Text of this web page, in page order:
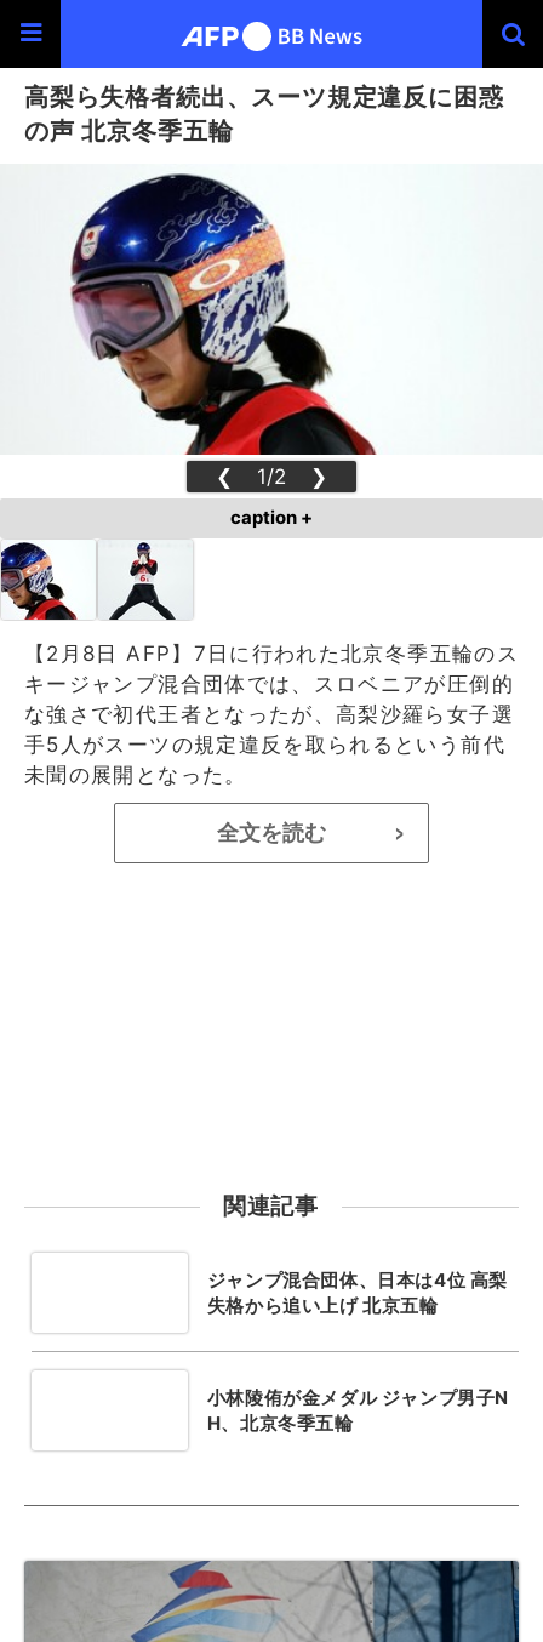
高梨ら失格者続出、スーツ規定違反に困惑
の声 北京冬季五輪
❮ 1/2 ❯
caption +
【2月8日 AFP】7日に行われた北京冬季五輪のス
キージャンプ混合団体では、スロベニアが圧倒的
な強さで初代王者となったが、高梨沙羅ら女子選
手5人がスーツの規定違反を取られるという前代
未聞の展開となった。
全文を読む >
関連記事
ジャンプ混合団体、日本は4位 高梨
失格から追い上げ 北京五輪
小林陵侑が金メダル ジャンプ男子N
H、北京冬季五輪